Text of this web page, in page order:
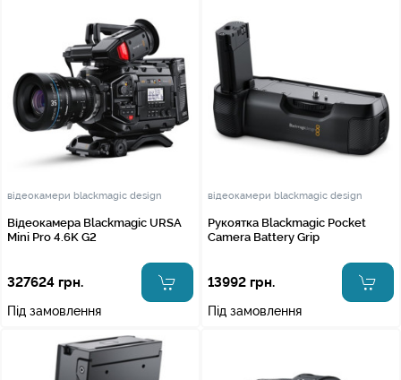
відеокамери blackmagic design
Відеокамера Blackmagic URSA
Mini Pro 4.6K G2
327624 грн.
Під замовлення
відеокамери blackmagic design
Рукоятка Blackmagic Pocket
Camera Battery Grip
13992 грн.
Під замовлення